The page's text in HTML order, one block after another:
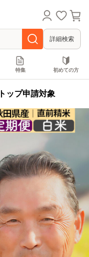
詳細検索
特集 初めての方
ップ申請対象